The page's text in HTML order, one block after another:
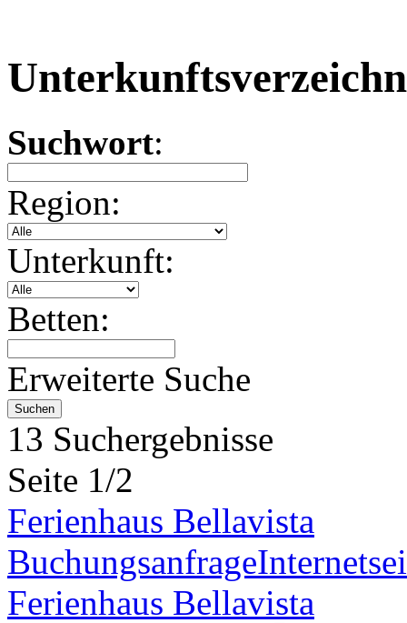
Suchwort:
Region:
Unterkunft:
Betten:
Erweiterte Suche
13 Suchergebnisse
Seite 1/2
Ferienhaus Bellavista
Buchungsanfrage
Ferienhaus Bellavista